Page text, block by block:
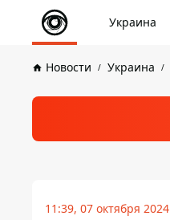
Украина
Новости Украина
11:39, 07 октября 2024